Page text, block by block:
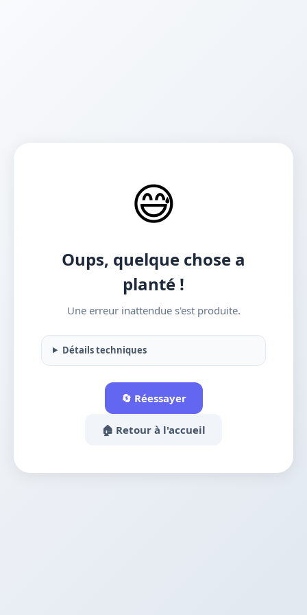
😅
Oups, quelque chose a
planté !
Une erreur inattendue s'est produite.
Détails techniques
🔄 Réessayer
🏠 Retour à l'accueil